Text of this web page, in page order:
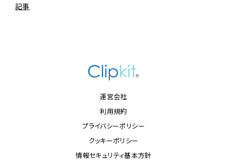
記事
運営会社
利用規約
プライバシーポリシー
クッキーポリシー
情報セキュリティ基本方針